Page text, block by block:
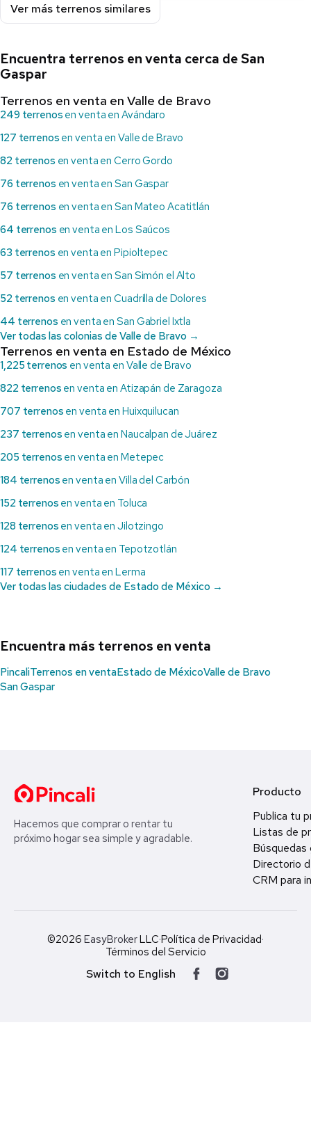
Ver más terrenos similares
Encuentra terrenos en venta cerca de San
Gaspar
Terrenos en venta en Valle de Bravo
249 terrenos en venta en Avándaro
127 terrenos en venta en Valle de Bravo
82 terrenos en venta en Cerro Gordo
76 terrenos en venta en San Gaspar
76 terrenos en venta en San Mateo Acatitlán
64 terrenos en venta en Los Saúcos
63 terrenos en venta en Pipioltepec
57 terrenos en venta en San Simón el Alto
52 terrenos en venta en Cuadrilla de Dolores
44 terrenos en venta en San Gabriel Ixtla
Ver todas las colonias de Valle de Bravo →
Terrenos en venta en Estado de México
1,225 terrenos en venta en Valle de Bravo
822 terrenos en venta en Atizapán de Zaragoza
707 terrenos en venta en Huixquilucan
237 terrenos en venta en Naucalpan de Juárez
205 terrenos en venta en Metepec
184 terrenos en venta en Villa del Carbón
152 terrenos en venta en Toluca
128 terrenos en venta en Jilotzingo
124 terrenos en venta en Tepotzotlán
117 terrenos en venta en Lerma
Ver todas las ciudades de Estado de México →
Encuentra más terrenos en venta
PincaliTerrenos en ventaEstado de MéxicoValle de Bravo
San Gaspar
Hacemos que comprar o rentar tu
próximo hogar sea simple y agradable.
Producto
Publica tu
Listas de
Búsquedas
Directorio
CRM para
©2026 EasyBrokerLLC·Política de Privacidad·
Términos del Servicio
Switch to English